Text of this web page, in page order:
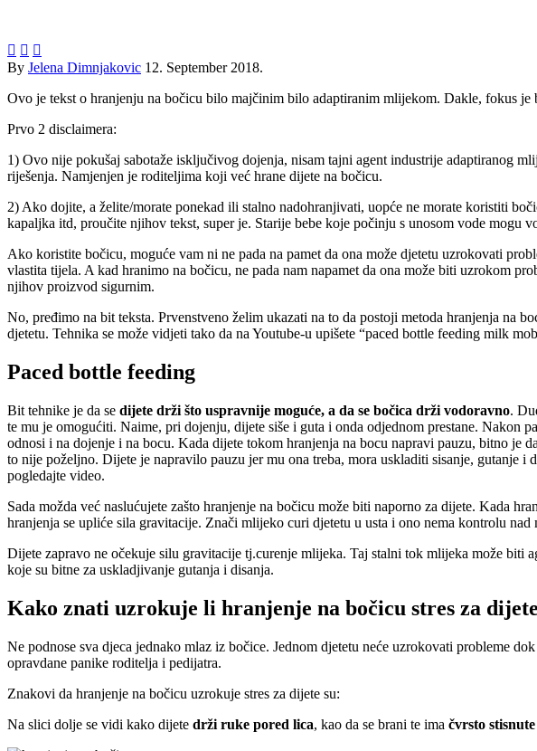
  
By Jelena Dimnjakovic 12. September 2018.
Ovo je tekst o hranjenju na bočicu bilo majčinim bilo adaptiranim mlijekom. Dakle, fokus je
Prvo 2 disclaimera:
1) Ovo nije pokušaj sabotaže isključivog dojenja, nisam tajni agent industrije adaptiranog
riješenja. Namjenjen je roditeljima koji već hrane dijete na bočicu.
2) Ako dojite, a želite/morate ponekad ili stalno nadohranjivati, uopće ne morate koristiti
kapaljka itd, proučite njihov tekst, super je. Starije bebe koje počinju s unosom vode mogu
Ako koristite bočicu, moguće vam ni ne pada na pamet da ona može djetetu uzrokovati
vlastita tijela. A kad hranimo na bočicu, ne pada nam napamet da ona može biti uzrokom
njihov proizvod sigurnim.
No, pređimo na bit teksta. Prvenstveno želim ukazati na to da postoji metoda hranjenja na
djetetu. Tehnika se može vidjeti tako da na Youtube-u upišete “paced bottle feeding milk
Paced bottle feeding
Bit tehnike je da se dijete drži što uspravnije moguće, a da se bočica drži vodoravno.
te mu je omogućiti. Naime, pri dojenju, dijete siše i guta i onda odjednom prestane. Nakon
odnosi i na dojenje i na bocu. Kada dijete tokom hranjenja na bocu napravi pauzu, bitno je
to nije poželjno. Dijete je napravilo pauzu jer mu ona treba, mora uskladiti sisanje, gutanje
pogledajte video.
Sada možda već naslućujete zašto hranjenje na bočicu može biti naporno za dijete. Kada
hranjenja se upliće sila gravitacije. Znači mlijeko curi djetetu u usta i ono nema kontrolu
Dijete zapravo ne očekuje silu gravitacije tj.curenje mlijeka. Taj stalni tok mlijeka može biti
koje su bitne za uskladjivanje gutanja i disanja.
Kako znati uzrokuje li hranjenje na bočicu stres za
Ne podnose sva djeca jednako mlaz iz bočice. Jednom djetetu neće uzrokovati probleme
opravdane panike roditelja i pedijatra.
Znakovi da hranjenje na bočicu uzrokuje stres za dijete su:
Na slici dolje se vidi kako dijete drži ruke pored lica, kao da se brani te ima čvrsto stisnute